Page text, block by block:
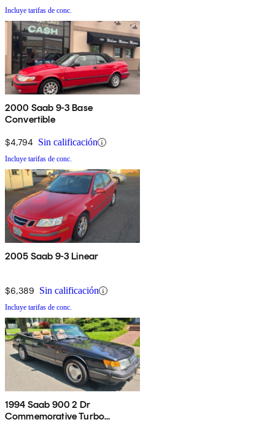
Incluye tarifas de conc.
2000 Saab 9-3 Base
Convertible
$4,794 Sin calificación
Incluye tarifas de conc.
2005 Saab 9-3 Linear
$6,389 Sin calificación
Incluye tarifas de conc.
1994 Saab 900 2 Dr
Commemorative Turbo